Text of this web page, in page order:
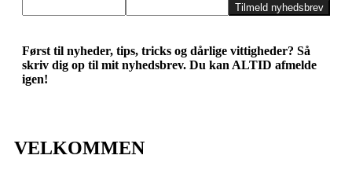
Tilmeld nyhedsbrev
Først til nyheder, tips, tricks og dårlige vittigheder? Så
skriv dig op til mit nyhedsbrev. Du kan ALTID afmelde
igen!
VELKOMMEN